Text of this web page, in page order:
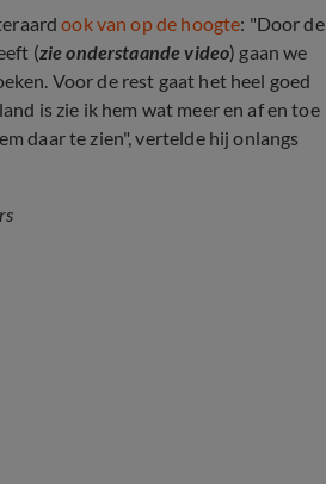
ook van op de hoogte: "Door de
(zie onderstaande video) gaan we
Voor de rest gaat het heel goed
is zie ik hem wat meer en af en toe
daar te zien", vertelde hij onlangs